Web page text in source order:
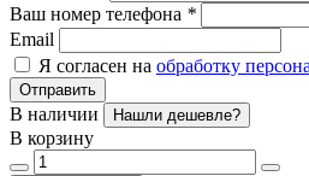
Ваш номер телефона *
Email
Я согласен на обработку
Отправить
В наличии Нашли дешевле?
В корзину